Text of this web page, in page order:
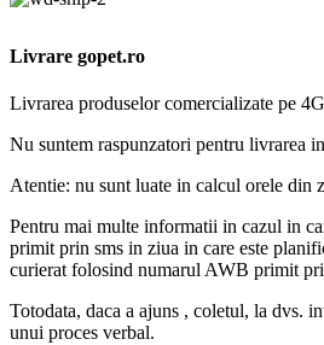
Livrare gopet.ro
Livrarea produselor comercializate pe
Nu suntem raspunzatori pentru livrarea
Atentie: nu sunt luate in calcul orele din
Pentru mai multe informatii in cazul in
primit prin sms in ziua in care este
curierat folosind numarul AWB primit
Totodata, daca a ajuns , coletul, la dvs.
unui proces verbal.